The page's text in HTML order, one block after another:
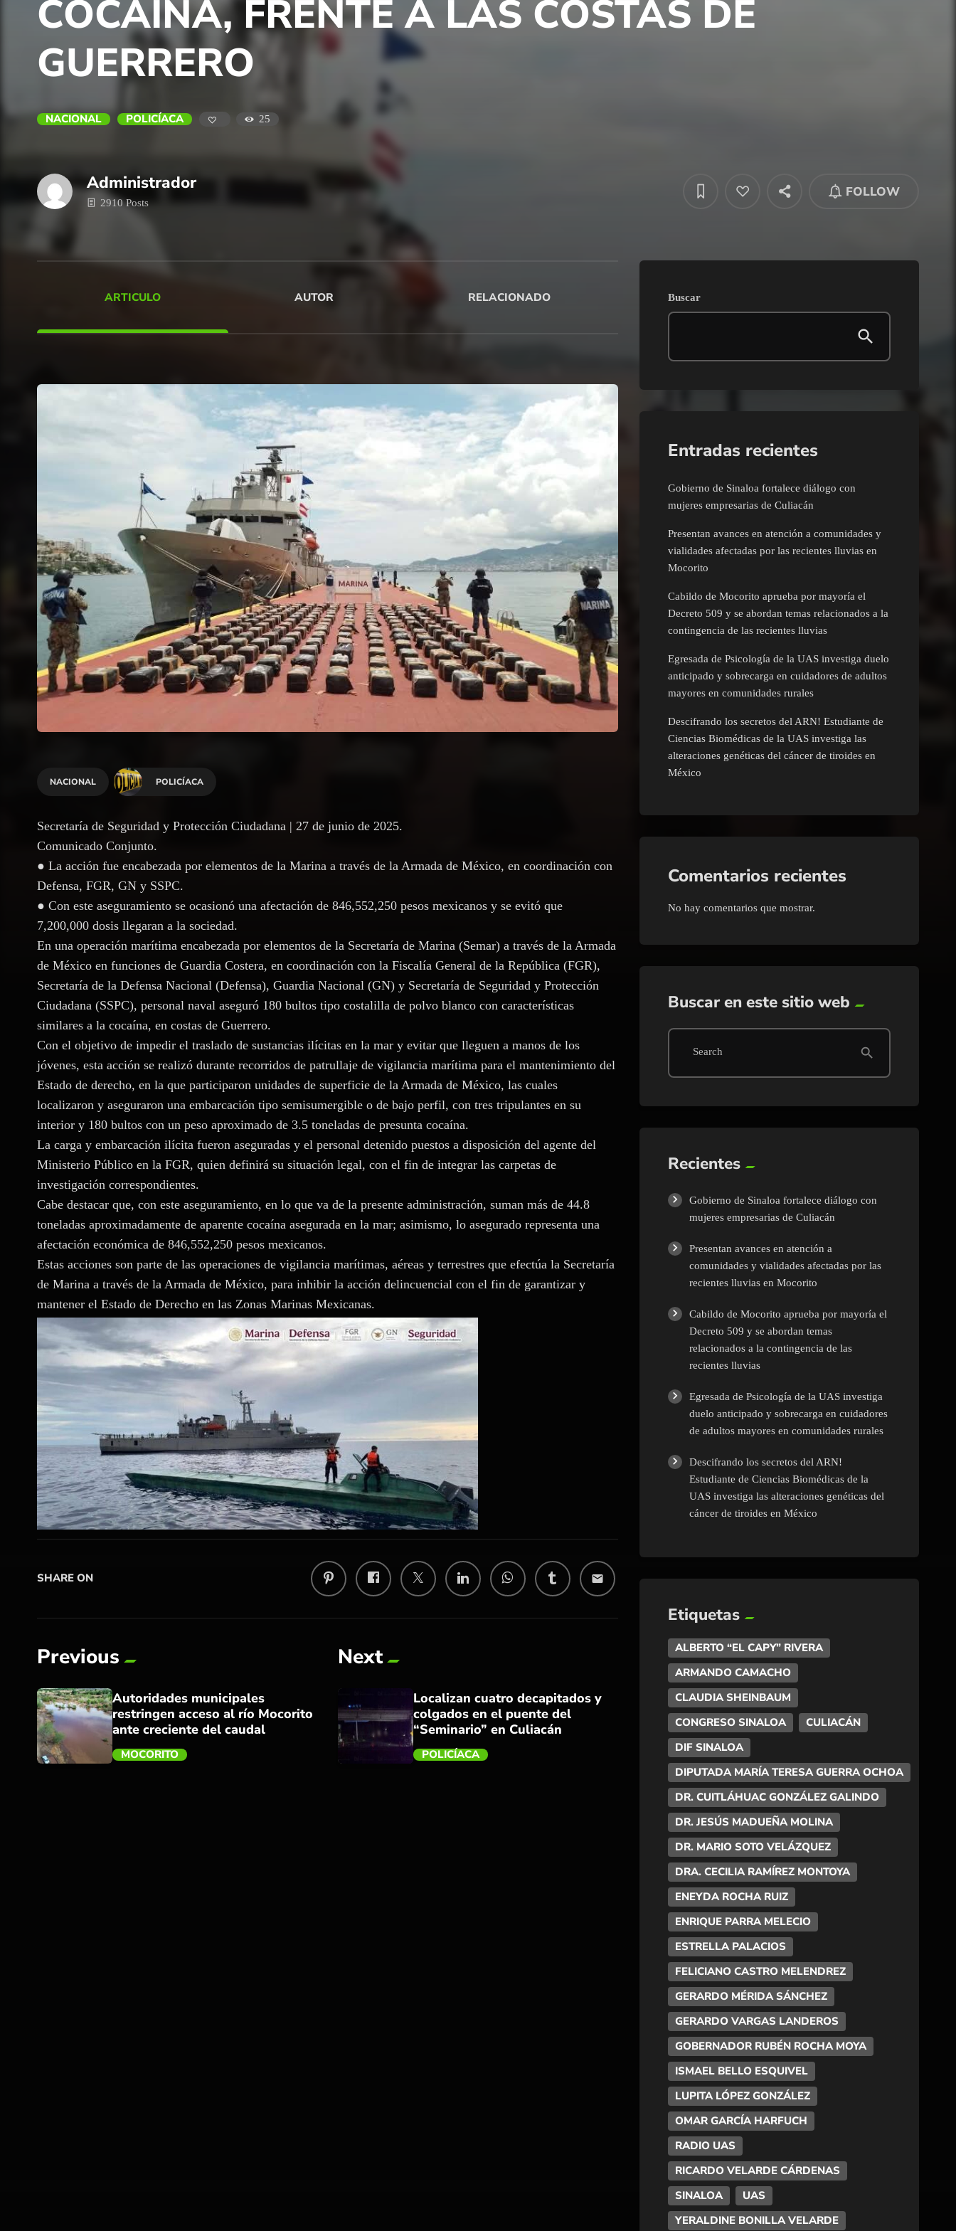
COCAÍNA, FRENTE A LAS COSTAS DE
GUERRERO
NACIONAL POLICÍACA 25
Administrador
2910 Posts
FOLLOW
ARTICULO AUTOR RELACIONADO
NACIONAL POLICÍACA
Secretaría de Seguridad y Protección Ciudadana | 27 de junio de 2025.
Comunicado Conjunto.
● La acción fue encabezada por elementos de la Marina a través de la Armada de México, en coordinación con
Defensa, FGR, GN y SSPC.
● Con este aseguramiento se ocasionó una afectación de 846,552,250 pesos mexicanos y se evitó que
7,200,000 dosis llegaran a la sociedad.
En una operación marítima encabezada por elementos de la Secretaría de Marina (Semar) a través de la Armada
de México en funciones de Guardia Costera, en coordinación con la Fiscalía General de la República (FGR),
Secretaría de la Defensa Nacional (Defensa), Guardia Nacional (GN) y Secretaría de Seguridad y Protección
Ciudadana (SSPC), personal naval aseguró 180 bultos tipo costalilla de polvo blanco con características
similares a la cocaína, en costas de Guerrero.
Con el objetivo de impedir el traslado de sustancias ilícitas en la mar y evitar que lleguen a manos de los
jóvenes, esta acción se realizó durante recorridos de patrullaje de vigilancia marítima para el mantenimiento del
Estado de derecho, en la que participaron unidades de superficie de la Armada de México, las cuales
localizaron y aseguraron una embarcación tipo semisumergible o de bajo perfil, con tres tripulantes en su
interior y 180 bultos con un peso aproximado de 3.5 toneladas de presunta cocaína.
La carga y embarcación ilícita fueron aseguradas y el personal detenido puestos a disposición del agente del
Ministerio Público en la FGR, quien definirá su situación legal, con el fin de integrar las carpetas de
investigación correspondientes.
Cabe destacar que, con este aseguramiento, en lo que va de la presente administración, suman más de 44.8
toneladas aproximadamente de aparente cocaína asegurada en la mar; asimismo, lo asegurado representa una
afectación económica de 846,552,250 pesos mexicanos.
Estas acciones son parte de las operaciones de vigilancia marítimas, aéreas y terrestres que efectúa la Secretaría
de Marina a través de la Armada de México, para inhibir la acción delincuencial con el fin de garantizar y
mantener el Estado de Derecho en las Zonas Marinas Mexicanas.
SHARE ON email
Previous
Autoridades municipales
restringen acceso al río Mocorito
ante creciente del caudal
MOCORITO
Next
Localizan cuatro decapitados y
colgados en el puente del
“Seminario” en Culiacán
POLICÍACA
Buscar
Entradas recientes
Gobierno de Sinaloa fortalece diálogo con
mujeres empresarias de Culiacán
Presentan avances en atención a comunidades y
vialidades afectadas por las recientes lluvias en
Mocorito
Cabildo de Mocorito aprueba por mayoría el
Decreto 509 y se abordan temas relacionados a la
contingencia de las recientes lluvias
Egresada de Psicología de la UAS investiga duelo
anticipado y sobrecarga en cuidadores de adultos
mayores en comunidades rurales
Descifrando los secretos del ARN! Estudiante de
Ciencias Biomédicas de la UAS investiga las
alteraciones genéticas del cáncer de tiroides en
México
Comentarios recientes
No hay comentarios que mostrar.
Buscar en este sitio web
Search search
Recientes
Gobierno de Sinaloa fortalece diálogo con
mujeres empresarias de Culiacán
Presentan avances en atención a
comunidades y vialidades afectadas por las
recientes lluvias en Mocorito
Cabildo de Mocorito aprueba por mayoría el
Decreto 509 y se abordan temas
relacionados a la contingencia de las
recientes lluvias
Egresada de Psicología de la UAS investiga
duelo anticipado y sobrecarga en cuidadores
de adultos mayores en comunidades rurales
Descifrando los secretos del ARN!
Estudiante de Ciencias Biomédicas de la
UAS investiga las alteraciones genéticas del
cáncer de tiroides en México
Etiquetas
ALBERTO “EL CAPY” RIVERA
ARMANDO CAMACHO
CLAUDIA SHEINBAUM
CONGRESO SINALOA
CULIACÁN
DIF SINALOA
DIPUTADA MARÍA TERESA GUERRA OCHOA
DR. CUITLÁHUAC GONZÁLEZ GALINDO
DR. JESÚS MADUEÑA MOLINA
DR. MARIO SOTO VELÁZQUEZ
DRA. CECILIA RAMÍREZ MONTOYA
ENEYDA ROCHA RUIZ
ENRIQUE PARRA MELECIO
ESTRELLA PALACIOS
FELICIANO CASTRO MELENDREZ
GERARDO MÉRIDA SÁNCHEZ
GERARDO VARGAS LANDEROS
GOBERNADOR RUBÉN ROCHA MOYA
ISMAEL BELLO ESQUIVEL
LUPITA LÓPEZ GONZÁLEZ
OMAR GARCÍA HARFUCH
RADIO UAS
RICARDO VELARDE CÁRDENAS
SINALOA
UAS
YERALDINE BONILLA VELARDE